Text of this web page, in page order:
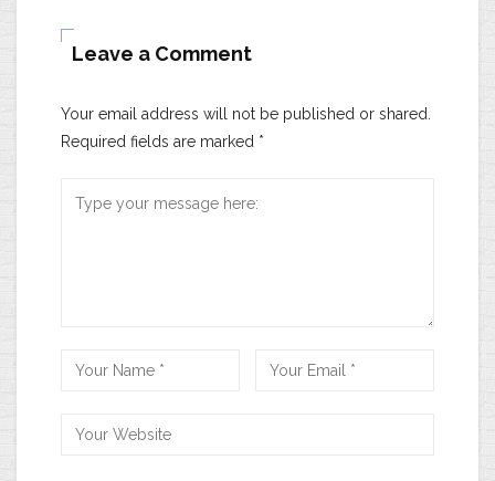
Leave a Comment
Your email address will not be published or shared.
Required fields are marked *